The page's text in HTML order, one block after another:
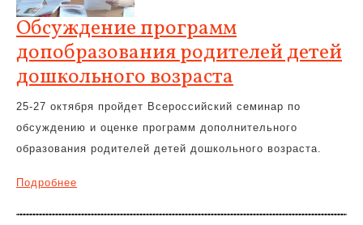
Обсуждение программ
допобразования родителей детей
дошкольного возраста
25-27 октября пройдет Всероссийский семинар по
обсуждению и оценке программ дополнительного
образования родителей детей дошкольного возраста.
Подробнее